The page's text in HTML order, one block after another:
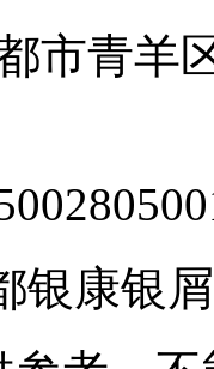
市青羊
银康银